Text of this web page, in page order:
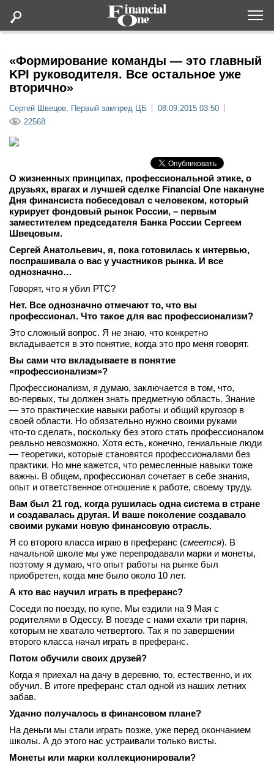
Статьи
Мероприятия
Новости
Интервью
вконтакте
телеграм
Стать автором
Вход
«Формирование команды — это главный
KPI руководителя. Все остальное уже
вторично»
Сергей Швецов, Первый зампред ЦБ
08.09.2015 03:50
22568
О жизненных принципах, профессиональной этике, о
друзьях, врагах и лучшей сделке Financial One накануне
Дня финансиста побеседовал с человеком, который
курирует фондовый рынок России, – первым
заместителем председателя Банка России Сергеем
Швецовым.
Сергей Анатольевич, я, пока готовилась к интервью,
поспрашивала о вас у участников рынка. И все
однозначно…
Говорят, что я убил РТС?
Нет. Все однозначно отмечают то, что вы
профессионал. Что такое для вас профессионализм?
Это сложный вопрос. Я не знаю, что конкретно
вкладывается в это понятие, когда это про меня говорят.
Вы сами что вкладываете в понятие
«профессионализм»?
Профессионализм, я думаю, заключается в том, что,
во‑первых, ты должен знать предметную область. Знание
— это практические навыки работы и общий кругозор в
своей области. Но обязательно нужно своими руками
что‑то сделать, поскольку без этого стать профессионалом
реально невозможно. Хотя есть, конечно, гениальные люди
— теоретики, которые становятся профессионалами без
практики. Но мне кажется, что ремесленные навыки тоже
важны. В общем, профессионал сочетает в себе знания,
опыт и ответственное отношение к работе, своему труду.
Вам был 21 год, когда рушилась одна система в стране
и создавалась другая. И ваше поколение создавало
своими руками новую финансовую отрасль.
Я со второго класса играю в преферанс (смеется). В
начальной школе мы уже перепродавали марки и монеты,
поэтому я думаю, что опыт работы на рынке был
приобретен, когда мне было около 10 лет.
А кто вас научил играть в преферанс?
Соседи по поезду, по купе. Мы ездили на 9 Мая с
родителями в Одессу. В поезде с нами ехали три парня,
которым не хватало четвертого. Так я по завершении
второго класса начал играть в преферанс.
Потом обучили своих друзей?
Когда я приехал на дачу в деревню, то, естественно, и их
обучил. В итоге преферанс стал одной из наших летних
забав.
Удачно получалось в финансовом плане?
На деньги мы стали играть позже, уже перед окончанием
школы. А до этого нас устраивали только висты.
Монеты или марки коллекционировали?